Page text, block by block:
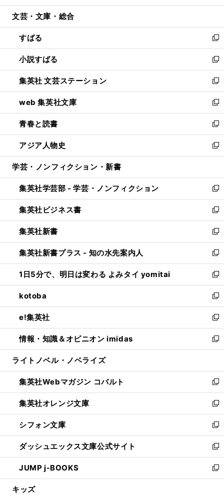
開
ウ
開
く
ン
ウ
で
開
く
ウ
ン
ド
ウ
で
開
く
文芸・文庫・総合
すばる
新
し
い
ウ
ィ
ン
ド
ウ
で
開
く
小説すばる
新
し
い
ウ
ィ
ン
ド
ウ
で
開
集英社 文芸ステーション
新
し
い
ウ
ィ
ン
ド
ウ
開
く
web 集英社文庫
新
し
い
ウ
ィ
ン
ウ
で
開
く
青春と読書
新
し
い
ウ
ン
ド
ウ
で
開
く
アジア人物史
新
し
ウ
ィ
ン
ド
ウ
で
開
く
学芸・ノンフィクション・新書
集英社学芸部 - 学芸・ノンフィクション
新
し
い
ウ
ィ
ン
ド
ウ
で
開
く
集英社ビジネス書
新
し
い
ウ
ィ
ン
ド
ウ
で
開
く
集英社新書
新
し
い
ウ
ィ
ン
ド
ウ
で
開
く
集英社新書プラス - 知の水先案内人
新
し
い
ウ
ィ
ン
ド
ウ
で
開
1日5分で、明日は変わる よみタイ yomitai
新
し
い
ウ
ィ
ン
ド
ウ
開
く
kotoba
新
し
い
ウ
ィ
ン
ウ
で
開
く
e!集英社
新
し
い
ウ
ン
ド
ウ
で
開
く
情報・知識＆オピニオン imidas
新
し
ウ
ィ
ン
ド
ウ
で
開
く
ライトノベル・ノベライズ
集英社Webマガジン コバルト
新
し
い
ウ
ィ
ン
ド
ウ
で
開
集英社オレンジ文庫
新
し
い
ウ
ィ
ン
ド
ウ
シフォン文庫
新
し
い
ウ
ィ
ン
ダッシュエックス文庫公式サイト
新
し
い
ウ
JUMP j-BOOKS
新
し
キッズ